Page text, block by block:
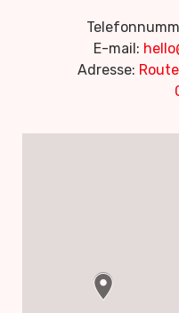
E-mail:
Adresse: